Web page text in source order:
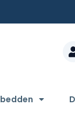
bedden